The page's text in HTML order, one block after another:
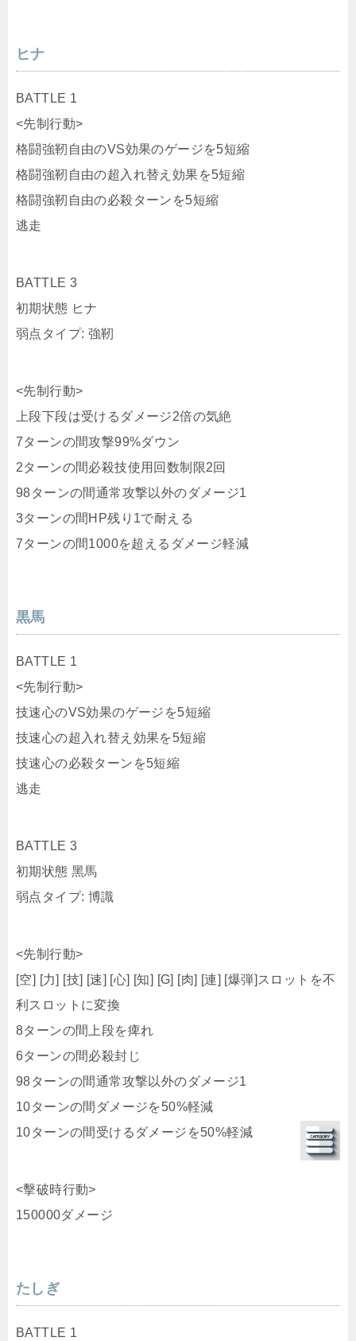
格闘強靭自由のVS効果のゲージを5短縮
格闘強靭自由の超入れ替え効果を5短縮
格闘強靭自由の必殺ターンを5短縮
逃走
BATTLE 3
初期状態 ヒナ
<先制行動>
上段下段は受けるダメージ2倍の気絶
2ターンの間必殺技使用回数制限2回
98ターンの間通常攻撃以外のダメージ1
3ターンの間HP残り1で耐える
7ターンの間1000を超えるダメージ軽減
技速心のVS効果のゲージを5短縮
技速心の超入れ替え効果を5短縮
技速心の必殺ターンを5短縮
逃走
BATTLE 3
初期状態 黑馬
<先制行動>
[空] [力] [技] [速] [心] [知] [G] [肉] [連] [爆弾]スロットを不
8ターンの間上段を痺れ
6ターンの間必殺封じ
98ターンの間通常攻撃以外のダメージ1
10ターンの間ダメージを50%軽減
10ターンの間受けるダメージを50%軽減
<擊破時行動>
150000ダメージ
VS効果のゲージを5短縮
超入れ替え効果を5短縮